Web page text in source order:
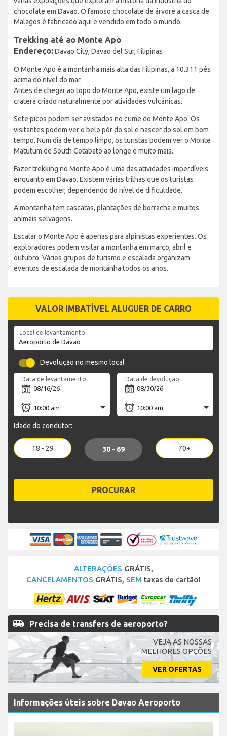
chocolate em Davao. O famoso chocolate de árvore a casca de
Malagos é fabricado aqui e vendido em todo o mundo.
Trekking até ao Monte Apo
Endereço:Davao City, Davao del Sur, Filipinas
O Monte Apo é a montanha mais alta das Filipinas, a 10.311 pés
acima do nível do mar.
Antes de chegar ao topo do Monte Apo, existe um lago de
cratera criado naturalmente por atividades vulcânicas.
Sete picos podem ser avistados no cume do Monte Apo. Os
visitantes podem ver o belo pôr do sol e nascer do sol em bom
tempo. Num dia de tempo limpo, os turistas podem ver o Monte
Matutum de South Cotabato ao longe e muito mais.
Fazer trekking no Monte Apo é uma das atividades imperdíveis
enquanto em Davao. Existem várias trilhas que os turistas
podem escolher, dependendo do nível de dificuldade.
A montanha tem cascatas, plantações de borracha e muitos
animais selvagens.
Escalar o Monte Apo é apenas para alpinistas experientes. Os
exploradores podem visitar a montanha em março, abril e
outubro. Vários grupos de turismo e escalada organizam
eventos de escalada de montanha todos os anos.
VALOR IMBATÍVEL ALUGUER DE CARRO
Local de levantamento
Devolução no mesmo local
Data de levantamento Data de devolução
Idade do condutor:
18 - 29 30 - 69 70+
PROCURAR
ALTERAÇÕES GRÁTIS,
CANCELAMENTOS GRÁTIS, SEM taxas de cartão!
airport_shuttle Precisa de transfers de aeroporto?
VEJA AS NOSSAS
MELHORES OPÇÕES
VER OFERTAS
Informações úteis sobre Davao Aeroporto